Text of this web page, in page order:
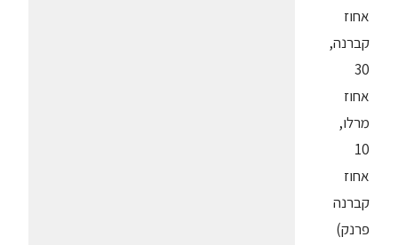
אחוז
קברנה,
30
אחוז
מרלו,
10
אחוז
קברנה
פרנק)